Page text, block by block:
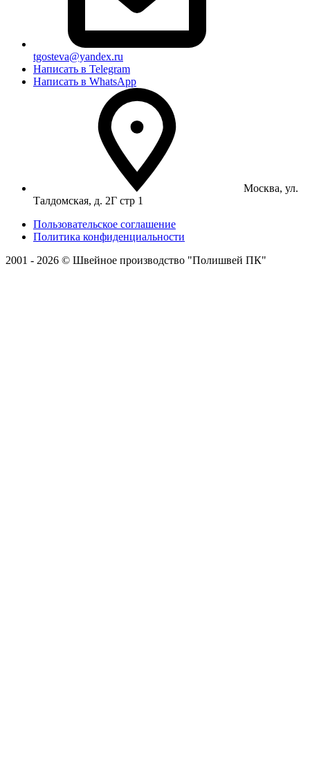
tgosteva@yandex.ru
Написать в Telegram
Написать в WhatsApp
Москва, ул.
Талдомская, д. 2Г стр 1
Пользовательское соглашение
Политика конфиденциальности
2001 - 2026 © Швейное производство "Полишвей ПК"